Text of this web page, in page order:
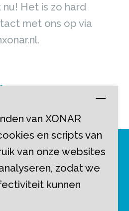
van XONAR
en scripts van
van onze websites
zodat we
kunnen
Het is zo hard
met ons op via
van XONAR